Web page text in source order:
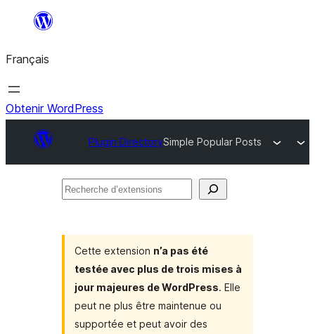
contenu
Français
Obtenir WordPress
Plugin DirectorySimple Popular Posts
Recherche
Cette extension n’a pas été
testée avec plus de trois mises à
jour majeures de WordPress. Elle
peut ne plus être maintenue ou
supportée et peut avoir des